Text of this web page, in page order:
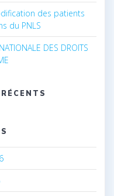
des patients
du PNLS
DES DROITS